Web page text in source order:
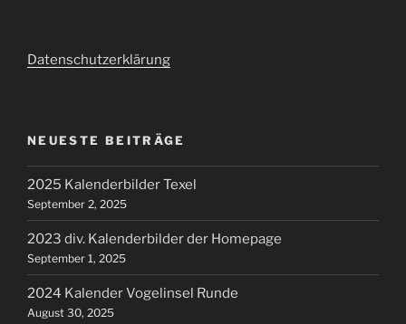
Datenschutzerklärung
NEUESTE BEITRÄGE
2025 Kalenderbilder Texel
September 2, 2025
2023 div. Kalenderbilder der Homepage
September 1, 2025
2024 Kalender Vogelinsel Runde
August 30, 2025